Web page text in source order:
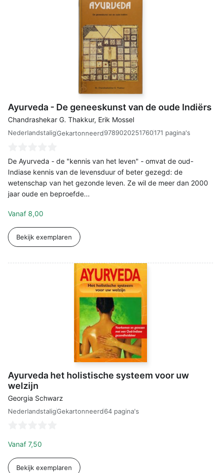
Ayurveda - De geneeskunst van de oude Indiërs
Chandrashekar G. Thakkur, Erik Mossel
NederlandstaligGekartonneerd9789020251760171 pagina's
De Ayurveda - de "kennis van het leven" - omvat de oud-
Indiase kennis van de levensduur of beter gezegd: de
wetenschap van het gezonde leven. Ze wil de meer dan 2000
jaar oude en beproefde...
Vanaf 8,00
Bekijk exemplaren
Ayurveda het holistische systeem voor uw
welzijn
Georgia Schwarz
NederlandstaligGekartonneerd64 pagina's
Vanaf 7,50
Bekijk exemplaren